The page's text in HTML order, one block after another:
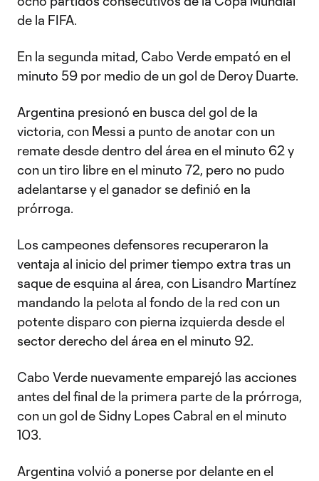
de la FIFA.
En la segunda mitad, Cabo Verde empató en el
minuto 59 por medio de un gol de Deroy Duarte.
Argentina presionó en busca del gol de la
victoria, con Messi a punto de anotar con un
remate desde dentro del área en el minuto 62 y
con un tiro libre en el minuto 72, pero no pudo
adelantarse y el ganador se definió en la
prórroga.
Los campeones defensores recuperaron la
ventaja al inicio del primer tiempo extra tras un
saque de esquina al área, con Lisandro Martínez
mandando la pelota al fondo de la red con un
potente disparo con pierna izquierda desde el
sector derecho del área en el minuto 92.
Cabo Verde nuevamente emparejó las acciones
antes del final de la primera parte de la prórroga,
con un gol de Sidny Lopes Cabral en el minuto
103.
Argentina volvió a ponerse por delante en el